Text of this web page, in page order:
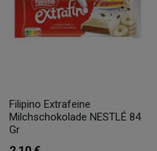
Filipino Extrafeine
Milchschokolade NESTLÉ 84
Gr